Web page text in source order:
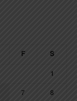
F S
1
7 8